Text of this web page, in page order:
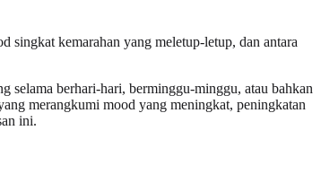
singkat kemarahan yang meletup-letup, dan antara
selama berhari-hari, berminggu-minggu, atau bahkan
merangkumi mood yang meningkat, peningkatan
ini.